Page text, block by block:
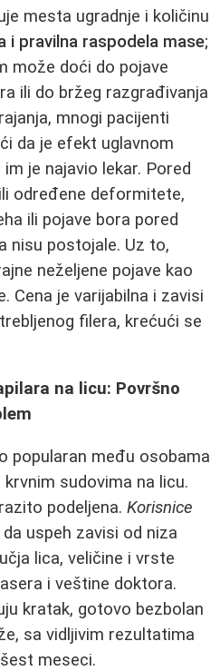
mesta ugradnje i količinu
i pravilna raspodela mase;
može doći do pojave
ili do bržeg razgrađivanja
mnogi pacijenti
da je efekt uglavnom
je najavio lekar. Pored
određene deformitete,
ili pojave bora pored
nisu postojale. Uz to,
neželjene pojave kao
Cena je varijabilna i zavisi
filera, krećući se
na licu: Površno
popularan među osobama
sudovima na licu.
podeljena. Korisnice
da uspeh zavisi od niza
lica, veličine i vrste
i veštine doktora.
kratak, gotovo bezbolan
sa vidljivim rezultatima
meseci.